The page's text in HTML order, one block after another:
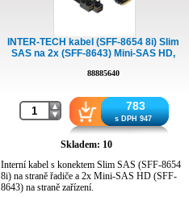
INTER-TECH kabel (SFF-8654 8i) Slim
SAS na 2x (SFF-8643) Mini-SAS HD,
88885640
783
s DPH 947
Skladem: 10
Interní kabel s konektem Slim SAS (SFF-8654
8i) na straně řadiče a 2x Mini-SAS HD (SFF-
8643) na straně zařízení.